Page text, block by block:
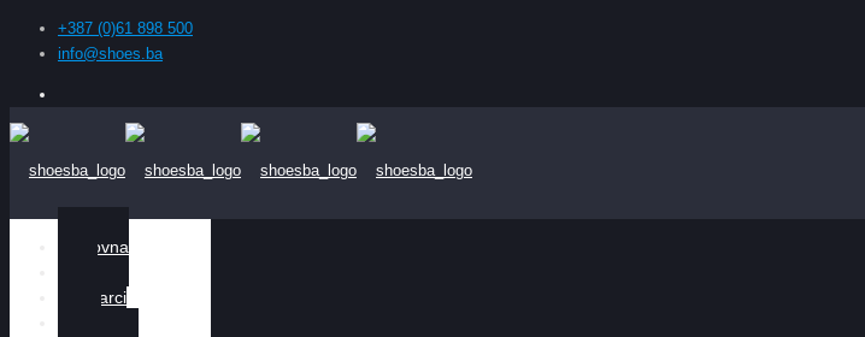
+387 (0)61 898 500
info@shoes.ba
Naslovna
Muškarci